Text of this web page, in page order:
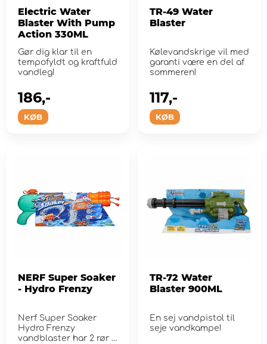
Electric Water
Blaster With Pump
Action 330ML
Gør dig klar til en
tempofyldt og kraftfuld
vandleg!
KØB
186,-
TR-49 Water
Blaster
Kølevandskrige vil med
garanti være en del af
sommeren!
KØB
117,-
NERF Super Soaker
- Hydro Frenzy
Nerf Super Soaker
Hydro Frenzy
vandblaster har 2 rør i
TR-72 Water
Blaster 900ML
En sej vandpistol til
seje vandkampe!